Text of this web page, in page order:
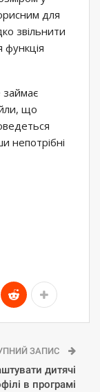
для
звільнити
функція
що
непотрібні
ЗАПИС
дитячі
в програмі